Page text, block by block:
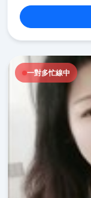
一對多忙線中